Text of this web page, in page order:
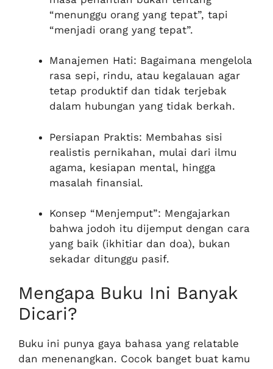
“menunggu orang yang tepat”, tapi
“menjadi orang yang tepat”.
Manajemen Hati: Bagaimana mengelola
rasa sepi, rindu, atau kegalauan agar
tetap produktif dan tidak terjebak
dalam hubungan yang tidak berkah.
Persiapan Praktis: Membahas sisi
realistis pernikahan, mulai dari ilmu
agama, kesiapan mental, hingga
masalah finansial.
Konsep “Menjemput”: Mengajarkan
bahwa jodoh itu dijemput dengan cara
yang baik (ikhitiar dan doa), bukan
sekadar ditunggu pasif.
Mengapa Buku Ini Banyak
Dicari?
Buku ini punya gaya bahasa yang relatable
dan menenangkan. Cocok banget buat kamu